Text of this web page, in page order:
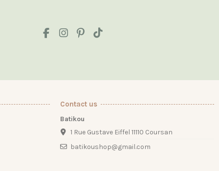
Contact us
Batikou
1 Rue Gustave Eiffel 11110 Coursan
batikoushop@gmail.com